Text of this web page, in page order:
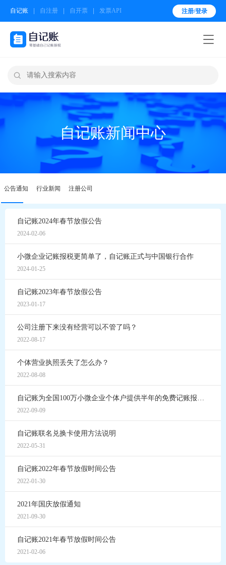
自记账 自注册 自开票 发票API 注册/登录


自记账新闻中心
公告通知 行业新闻 注册公司
自记账2024年春节放假公告
2024-02-06
小微企业记账报税更简单了，自记账正式与中国银行合作
2024-01-25
自记账2023年春节放假公告
2023-01-17
公司注册下来没有经营可以不管了吗？
2022-08-17
个体营业执照丢失了怎么办？
2022-08-08
自记账为全国100万小微企业个体户提供半年的免费记账报税服务
2022-09-09
自记账联名兑换卡使用方法说明
2022-05-31
自记账2022年春节放假时间公告
2022-01-30
2021年国庆放假通知
2021-09-30
自记账2021年春节放假时间公告
2021-02-06